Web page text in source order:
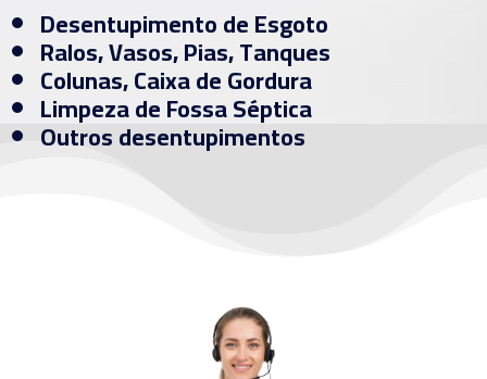
Desentupimento de Esgoto
Ralos, Vasos, Pias, Tanques
Colunas, Caixa de Gordura
Limpeza de Fossa Séptica
Outros desentupimentos